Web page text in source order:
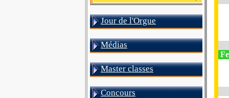
Jour de l'Orgue
Médias
Master classes
Concours